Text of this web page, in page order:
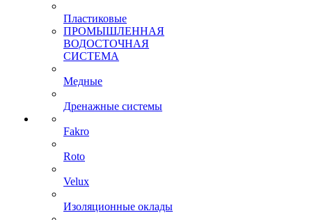
Пластиковые
ПРОМЫШЛЕННАЯ
ВОДОСТОЧНАЯ
СИСТЕМА
Медные
Дренажные системы
Fakro
Roto
Velux
Изоляционные оклады